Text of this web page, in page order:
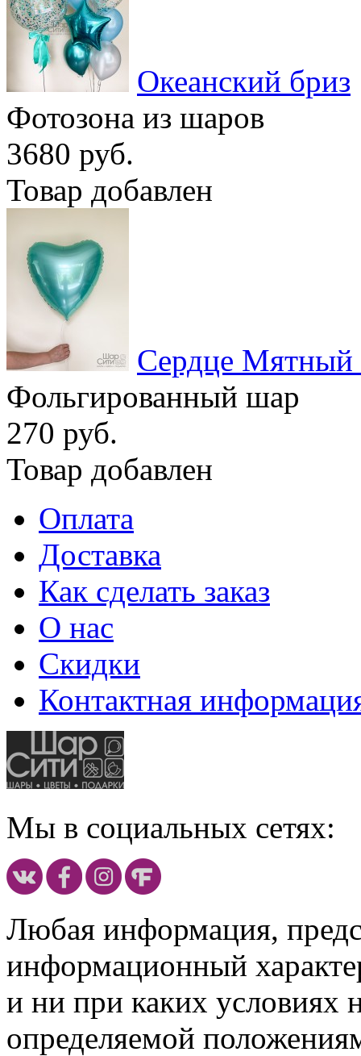
Океанский бриз
Фотозона из шаров
3680 руб.
Товар добавлен
Сердце Мятный
Фольгированный шар
270 руб.
Товар добавлен
Оплата
Доставка
Как сделать заказ
О нас
Скидки
Контактная
Мы в социальных сетях:
Любая информация,
информационный
и ни при каких условиях
определяемой